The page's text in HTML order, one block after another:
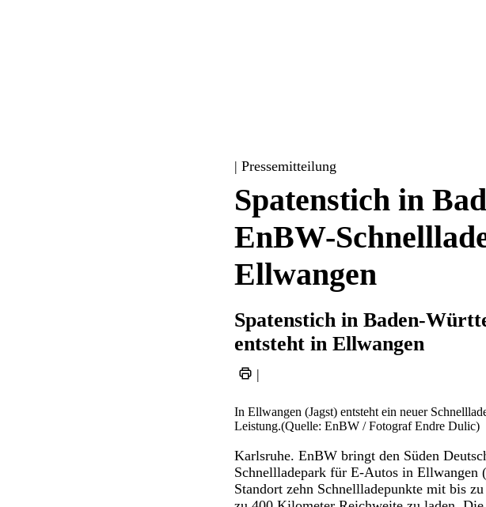
| Pressemitteilung
Spatenstich in
EnBW-
Ellwangen
Spatenstich in Baden-
entsteht in Ellwangen
|
In Ellwangen (Jagst) entsteht ein neuer
Leistung.(Quelle: EnBW / Fotograf Endre Dulic)
Karlsruhe. EnBW bringt den Süden
Schnellladepark für E-Autos in Ellwangen
Standort zehn Schnellladepunkte mit bis